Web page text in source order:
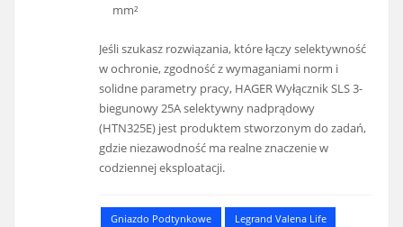
mm²
Jeśli szukasz rozwiązania, które łączy selektywność
w ochronie, zgodność z wymaganiami norm i
solidne parametry pracy, HAGER Wyłącznik SLS 3-
biegunowy 25A selektywny nadprądowy
(HTN325E) jest produktem stworzonym do zadań,
gdzie niezawodność ma realne znaczenie w
codziennej eksploatacji.
Gniazdo Podtynkowe
Legrand Valena Life